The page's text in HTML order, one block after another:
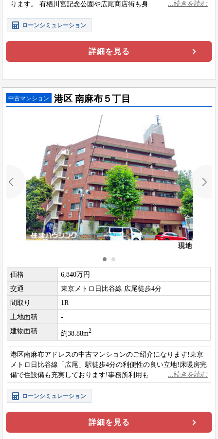
ります。 有栖川宮記念公園や広尾商店街も身近で、日々の暮ら
しを快適に彩るロケーションです。
ローンシミュレーション
詳細を見る
中古マンション 港区 南麻布５丁目
価格
6,840万円
交通
東京メトロ日比谷線 広尾徒歩4分
間取り
1R
土地面積
-
建物面積
約38.88m2
港区南麻布アドレスの中古マンションのご紹介になります!東京
メトロ日比谷線「広尾」駅徒歩4分の利便性の良い立地!床暖房完
備で住設備も充実しております!事務所利用も可能です!
ローンシミュレーション
詳細を見る